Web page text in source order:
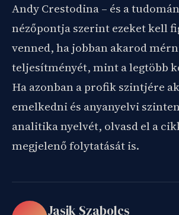
Andy Crestodina – és a
nézőpontja szerint ezeket kell
venned, ha jobban akarod
teljesítményét, mint a legtöbb
Ha azonban a profik szintjére
emelkedni és anyanyelvi
analitika nyelvét, olvasd el a
megjelenő folytatását is.
Jasik Szabolcs